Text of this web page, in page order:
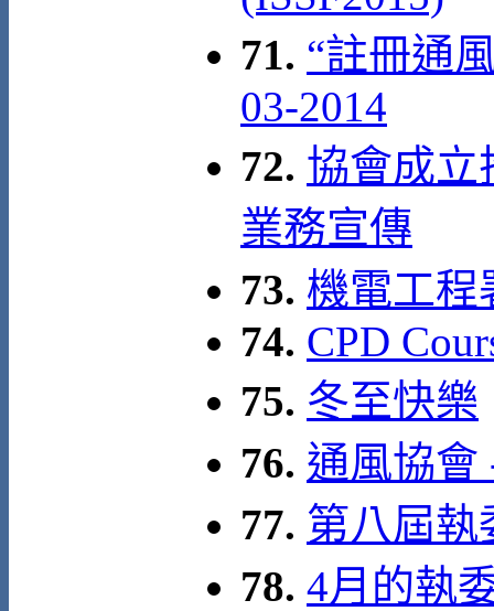
71. “註冊通
03-2014
72. 協會成立
業務宣傳
73. 機電工程
74. CPD
75. 冬至快樂
76. 通風協會
77. 第八屆執
78. 4月的執